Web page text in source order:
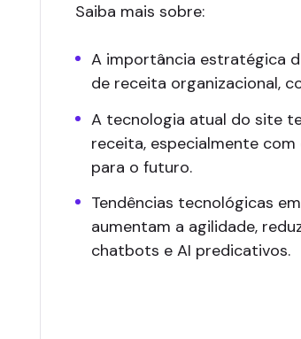
Saiba mais sobre:
A importância estratégica
de receita organizacional,
A tecnologia atual do site
receita, especialmente
para o futuro.
Tendências tecnológicas
aumentam a agilidade,
chatbots e AI predicativos.